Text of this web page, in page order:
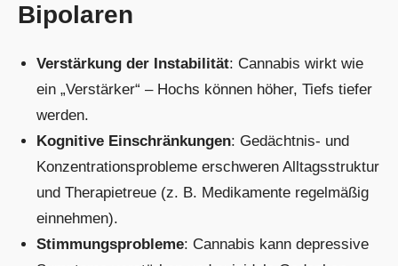
Bipolaren
Verstärkung der Instabilität: Cannabis wirkt wie
ein „Verstärker“ – Hochs können höher, Tiefs tiefer
werden.
Kognitive Einschränkungen: Gedächtnis- und
Konzentrationsprobleme erschweren Alltagsstruktur
und Therapietreue (z. B. Medikamente regelmäßig
einnehmen).
Stimmungsprobleme: Cannabis kann depressive